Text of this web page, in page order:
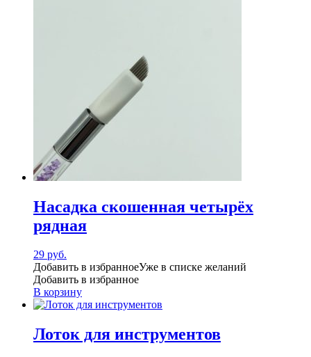
Насадка скошенная четырёх
рядная
29 руб.
Добавить в избранноеУже в списке желаний
Добавить в избранное
В корзину
Лоток для инструментов